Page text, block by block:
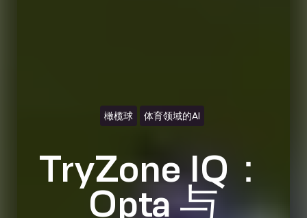
橄榄球 体育领域的AI
TryZone IQ：
Opta 与